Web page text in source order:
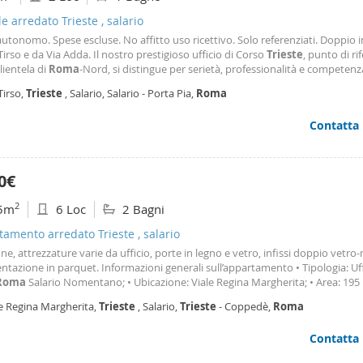
arredato Trieste , salario
Spese escluse. No affitto uso ricettivo. Solo referenziati. Doppio
e da Via Adda. Il nostro prestigioso ufficio di Corso Trieste, punto di
di Roma-Nord, si distingue per serietà, professionalità e
lealtà e
Trieste , Salario, Salario - Porta Pia, Roma
Contatta
2 6 Loc 2 Bagni
arredato Trieste , salario
attrezzature varie da ufficio, porte in legno e vetro, infissi doppio vetro-
in parquet. Informazioni generali sull’appartamento • Tipologia:
Salario Nomentano; • Ubicazione: Viale Regina Margherita; • Area: 195
- Sala riunioni - Stanza archivio - Ripostiglio - Porta blindata - Wifi -
Regina Margherita,Trieste , Salario,Trieste - Coppedè, Roma
Contatta